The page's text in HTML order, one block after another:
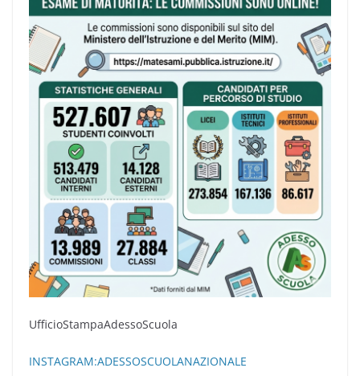
UfficioStampaAdessoScuola
INSTAGRAM:ADESSOSCUOLANAZIONALE